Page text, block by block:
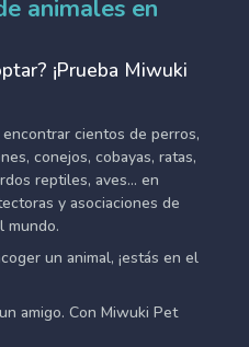
animales en
¡Prueba Miwuki
cientos de perros,
conejos, cobayas, ratas,
reptiles, aves... en
y asociaciones de
mundo.
un animal, ¡estás en el
amigo. Con Miwuki Pet